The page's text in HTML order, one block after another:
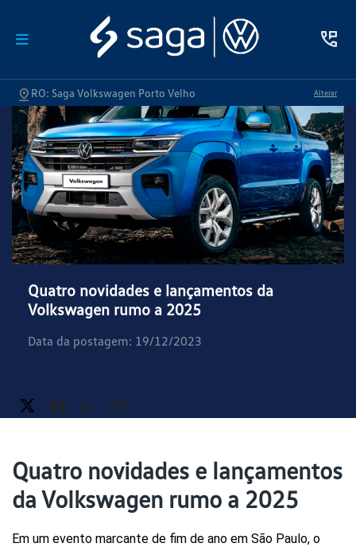
RO: Saga Volkswagen Porto Velho Alterar
Quatro novidades e lançamentos da
Volkswagen rumo a 2025
Data da postagem: 19/12/2023
Quatro novidades e lançamentos
da Volkswagen rumo a 2025
Em um evento marcante de fim de ano em São Paulo, o